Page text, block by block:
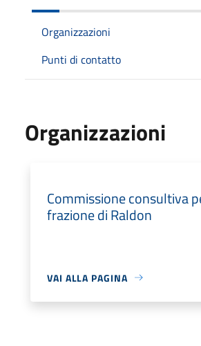
Organizzazioni
Punti di contatto
Organizzazioni
Commissione consultiva
frazione di Raldon
VAI ALLA PAGINA